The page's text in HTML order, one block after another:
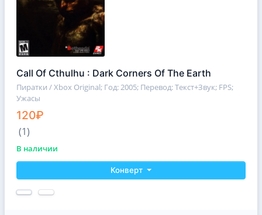
Call Of Cthulhu : Dark Corners Of The Earth
Пиратки / Xbox Original; Год: 2005; Перевод: Текст+Звук; FPS;
Ужасы
120₽
(1)
В наличии
Конверт